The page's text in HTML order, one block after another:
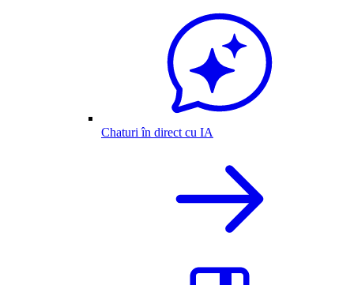
Chaturi în direct cu IA